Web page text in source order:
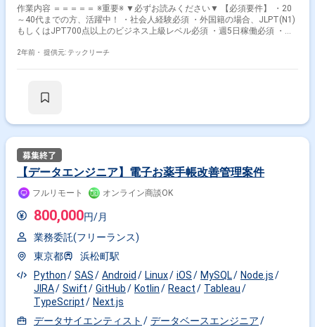
を提供できるかを常に試行錯誤し 現状分析・情報精査・課題発見・課題解
決・組織内連携などといった力を身につけることができます。 【主な技術
スタック】 ・監視ツール：NewRelic ・タスク管理：Redmine,ClickUP
ブアプリ：Swift,Kotlin ・データベース：MySQL,Redshift ・インフ
◎居住地も日本国内であれば問いません ★ミイダスはコロナ収束後もフ
を力強く推進できる課題解決能力の高い方 ・主体性/自主性をお持ちの方
【働き方】 ・稼働開始：要相談 ・勤務時間 10:00-19:00※配属部署の運
用に準ずる ・標準時間：フレックスタイム制 160時間（時間幅：140〜
180時間） ・長期での参画を想定
作業内容 ＝＝＝＝＝ ※重要※ ▼必ずお読みください▼ 【必須要件】 ・20
～40代までの方、活躍中！ ・社会人経験必須 ・外国籍の場合、JLPT(N1)
もしくはJPT700点以上のビジネス上級レベル必須 ・週5日稼働必須 ・エ
者までお問合せ下さい。 ★期間：随時～ ■募集職種：サーバーサイド ■担
ーキテクチャ、パフォーマンス、セキュリティを意識したプロダクト品質
て、業務委託の方1名、運用開発として、弊社社員2名と業務委託3名がお
り、長く続いている案件です。 ■募集背景 現在稼働中の業務委託の方がお
り、その方が4月以降自社に注力したいとのことで、その交代となる方を
探しております。 ■開発環境 現在の技術スタックは以下のとおりです。 ・
サーバーサイド:RubyonRails, ・フロントエン
ド:Nuxt.js,Typescript,Vue.js,Vuex ・iOS:Swift,Realm,RxSwift ・
Android:Kotlin,RxKotlin,Coroutine ・
DB:MySQL(Aurora),PostgreSQL,DynamoDB,Elasticsearch ・インフ
ラ
CI/CD:CircleCI,GithubAction,Bitrise ・開発環境:Docker ・コミュニケーシ
PullRequestを活用したチーム開発経験 ・サービス稼働後の運用を意識し
た設計・開発経験 ※20代〜30代が中心で活気ある雰囲気です。 ※成長意欲
が高く、スキルを急速に伸ばしたい方に最適 ※将来リーダーを目指す方歓
2年前・ 提供元: テックリーチ
【データエンジニア】電子お薬手帳改善管理案件
フルリモート オンライン商談OK
800,000円/月
業務委託(フリーランス)
東京都
浜松町駅
Python
SAS Android Linux iOS MySQL
Node.js
JIRA
Swift GitHub Kotlin React
Tableau
TypeScript
Next.js
データサイエンティスト
データベースエンジニア
Kotlin × ネイティブアプリエンジニア
特徴で絞り込む
Kotlin × 副業 Kotlin × 在宅・リモート
その他の条件で検索する
その他開発言語・スキルから探す
Android
TypeScript
MySQL Spring JavaScript
その他の職種から探す
スマホアプリエンジニア
サーバーサイドエンジニア
フロントエンドエンジニア